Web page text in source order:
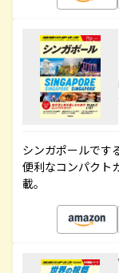
シンガポールです
便利なコンパクト
載。